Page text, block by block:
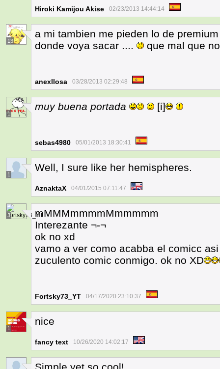
Hiroki Kamijou Akise 02/23/2013 14:44:14
13
a mi tambien me pieden lo de
donde voya sacar ....
que mal que
anexllosa 03/28/2013 02:29:48
1
muy buena portada [i]
sebas4980 05/01/2013 18:30:41
1
Well, I sure like her hemispheres.
AznaktaX 04/01/2015 07:11:47
3
mMMMmmmmMmmmmm
Interezante ¬-¬
ok no xd
vamo a ver como acabba el comicc
zuculento comic conmigo. ok no XD
Fortsky73_YT 04/17/2020 23:10:37
1
nice
fancy text 10/26/2020 14:02:17